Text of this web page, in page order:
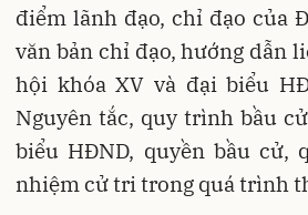
điểm lãnh đạo, chỉ đạo của
văn bản chỉ đạo, hướng dẫn
hội khóa XV và đại biểu
Nguyên tắc, quy trình bầu
biểu HĐND, quyền bầu cử,
nhiệm cử tri trong quá trình